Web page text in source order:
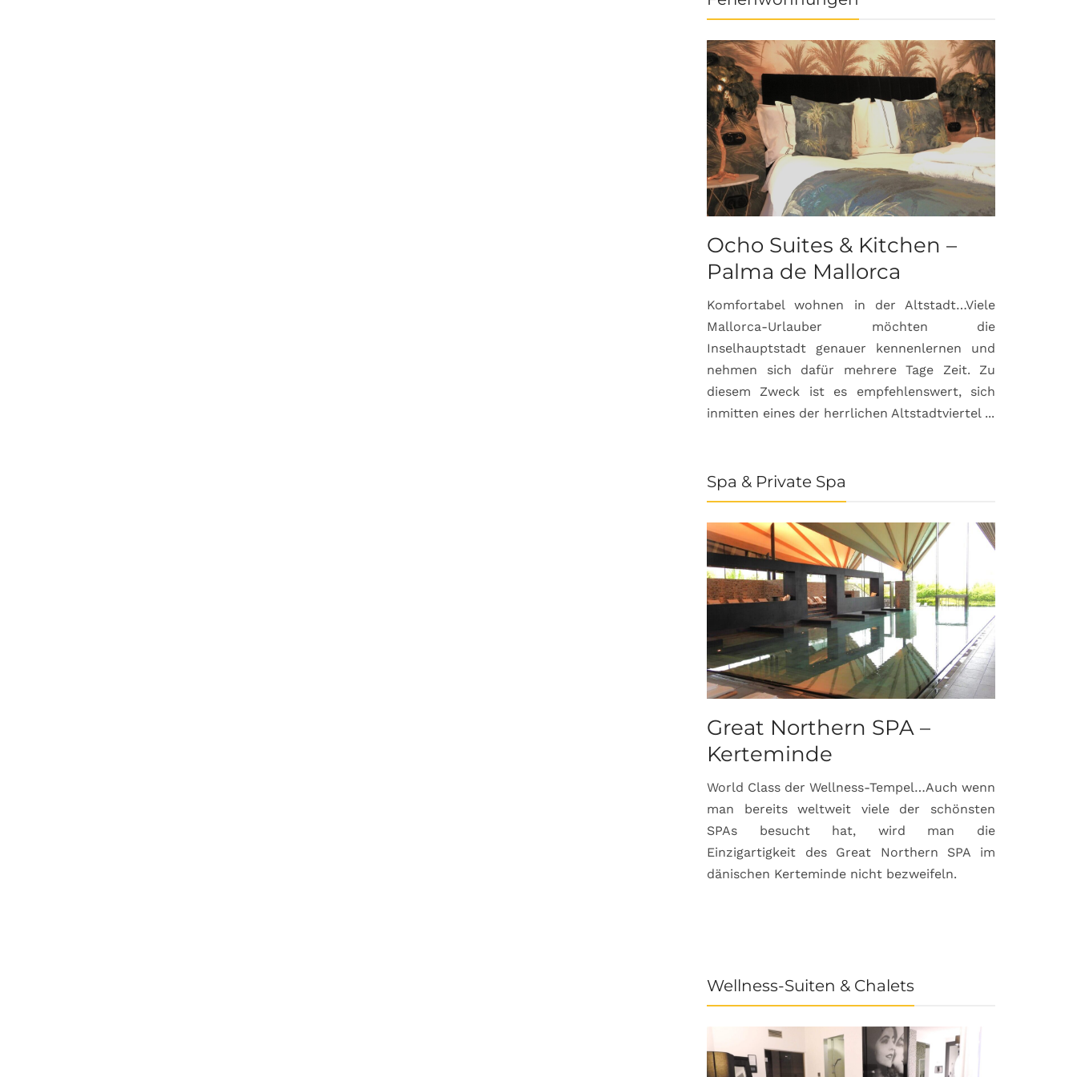
Ocho Suites & Kitchen –
Palma de Mallorca
Komfortabel wohnen in der Altstadt…Viele
Mallorca-Urlauber möchten die
Inselhauptstadt genauer kennenlernen und
nehmen sich dafür mehrere Tage Zeit. Zu
diesem Zweck ist es empfehlenswert, sich
inmitten eines der herrlichen Altstadtviertel ...
Spa & Private Spa
Great Northern SPA –
Kerteminde
World Class der Wellness-Tempel…Auch wenn
man bereits weltweit viele der schönsten
SPAs besucht hat, wird man die
Einzigartigkeit des Great Northern SPA im
dänischen Kerteminde nicht bezweifeln.
Wellness-Suiten & Chalets